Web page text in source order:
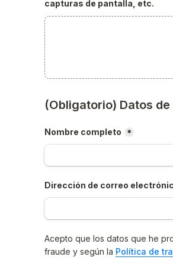
capturas de pantalla, etc.
(Obligatorio) Datos
Nombre completo *
Dirección de correo
Acepto que los datos que he
fraude y según la Política de